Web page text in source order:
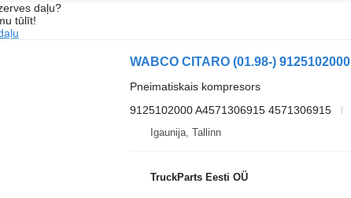
daļu?
tūlīt!
Pneimatiskais kompresors
9125102000 A4571306915 4571306915
Igaunija, Tallinn
TruckParts Eesti OÜ